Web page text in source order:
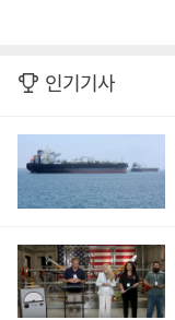
인기기사